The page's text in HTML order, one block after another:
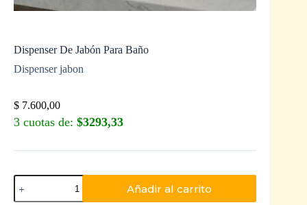
Dispenser De Jabón Para Baño
Dispenser jabon
$ 7.600,00
3 cuotas de: $3293,33
Añadir al carrito